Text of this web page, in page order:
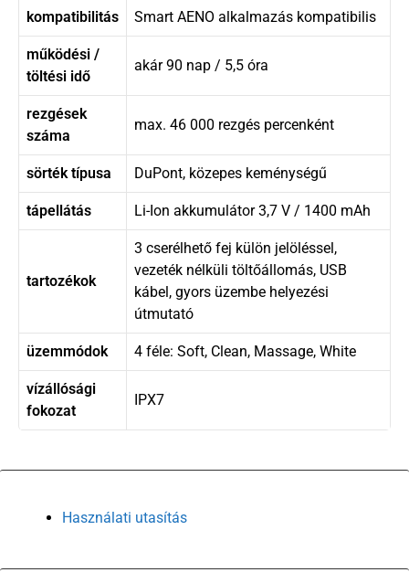
kompatibilitás Smart AENO alkalmazás kompatibilis
működési /
töltési idő
akár 90 nap / 5,5 óra
rezgések
száma
max. 46 000 rezgés percenként
sörték típusa DuPont, közepes keménységű
tápellátás Li-Ion akkumulátor 3,7 V / 1400 mAh
tartozékok
3 cserélhető fej külön jelöléssel,
vezeték nélküli töltőállomás, USB
kábel, gyors üzembe helyezési
útmutató
üzemmódok 4 féle: Soft, Clean, Massage, White
vízállósági
fokozat
IPX7
Használati utasítás